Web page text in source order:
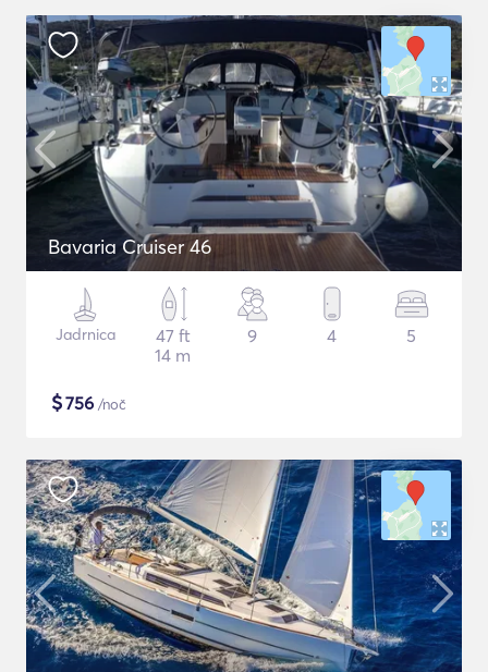
Bavaria Cruiser 46
Jadrnica
47 ft
14 m
9 4 5
$756 /noč